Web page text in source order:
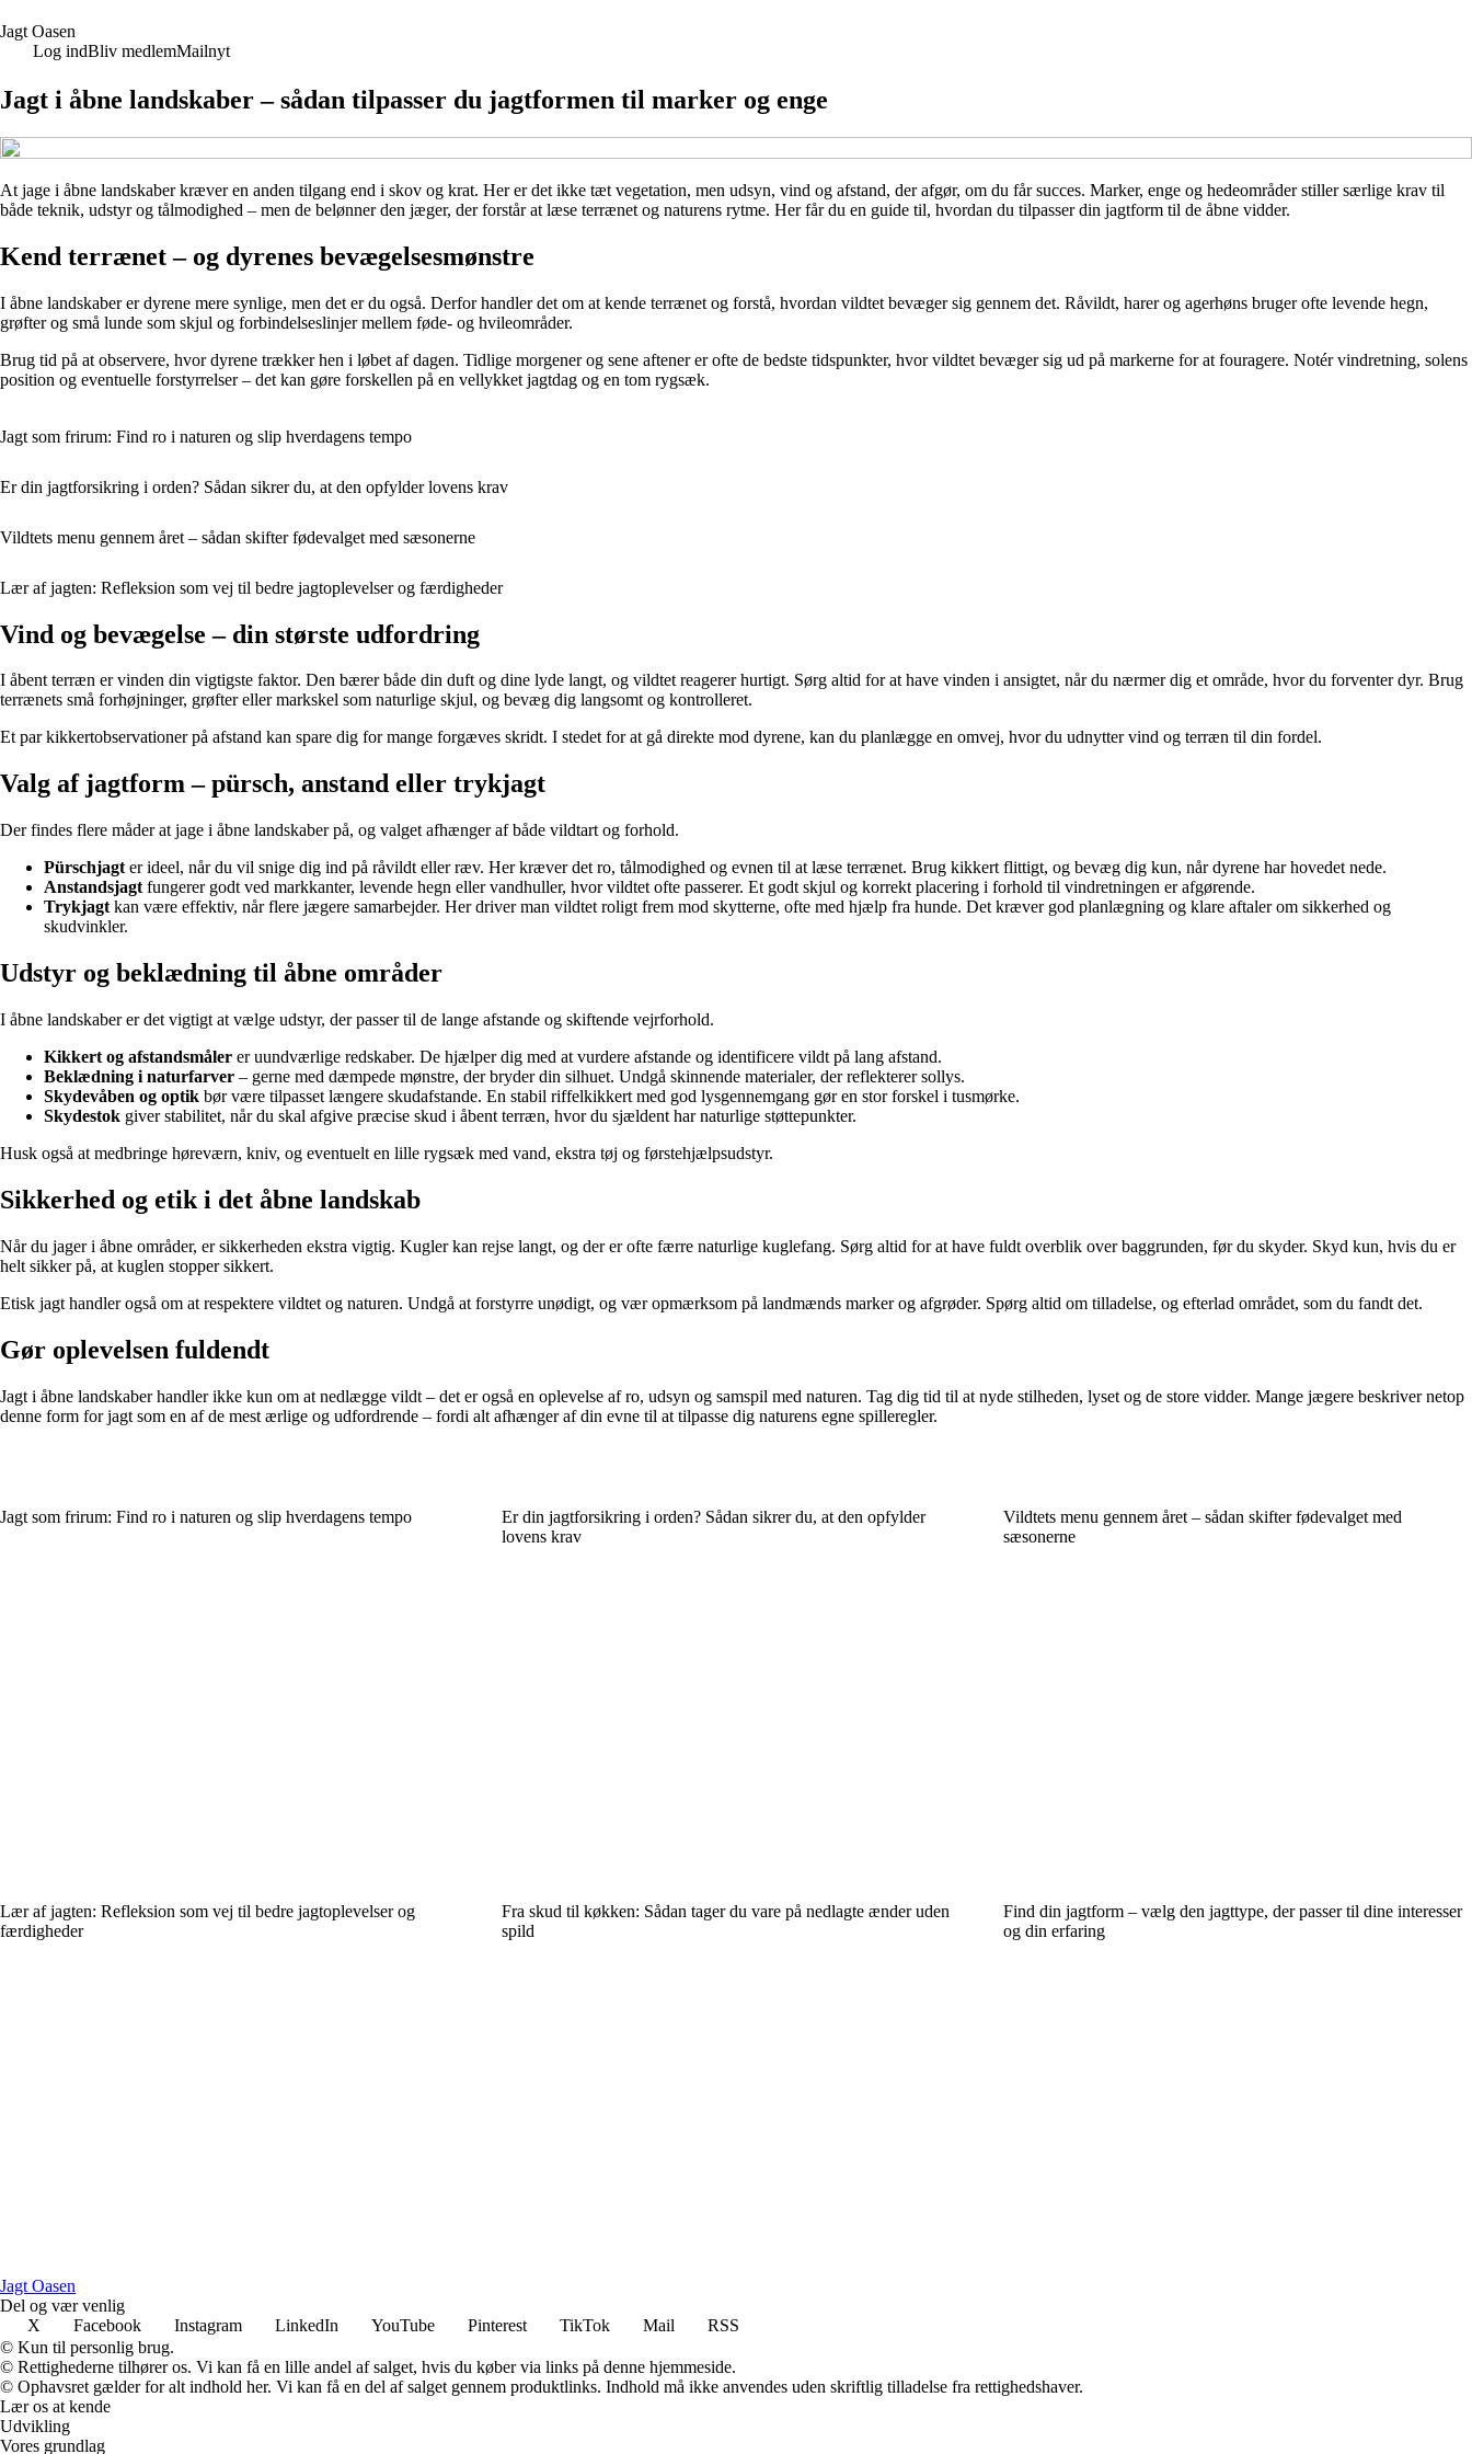
Jagt Oasen
Log indBliv medlemMailnyt
Jagt i åbne landskaber – sådan tilpasser du jagtformen til marker og enge
At jage i åbne landskaber kræver en anden tilgang end i skov og krat. Her er det ikke tæt vegetation, men udsyn, vind og afstand, der afgør, om du får succes. Marker, enge og hedeområder stiller særlige krav til
både teknik, udstyr og tålmodighed – men de belønner den jæger, der forstår at læse terrænet og naturens rytme. Her får du en guide til, hvordan du tilpasser din jagtform til de åbne vidder.
Kend terrænet – og dyrenes bevægelsesmønstre
I åbne landskaber er dyrene mere synlige, men det er du også. Derfor handler det om at kende terrænet og forstå, hvordan vildtet bevæger sig gennem det. Råvildt, harer og agerhøns bruger ofte levende hegn,
grøfter og små lunde som skjul og forbindelseslinjer mellem føde- og hvileområder.
Brug tid på at observere, hvor dyrene trækker hen i løbet af dagen. Tidlige morgener og sene aftener er ofte de bedste tidspunkter, hvor vildtet bevæger sig ud på markerne for at fouragere. Notér vindretning, solens
position og eventuelle forstyrrelser – det kan gøre forskellen på en vellykket jagtdag og en tom rygsæk.
Jagt som frirum: Find ro i naturen og slip hverdagens tempo
Er din jagtforsikring i orden? Sådan sikrer du, at den opfylder lovens krav
Vildtets menu gennem året – sådan skifter fødevalget med sæsonerne
Lær af jagten: Refleksion som vej til bedre jagtoplevelser og færdigheder
Vind og bevægelse – din største udfordring
I åbent terræn er vinden din vigtigste faktor. Den bærer både din duft og dine lyde langt, og vildtet reagerer hurtigt. Sørg altid for at have vinden i ansigtet, når du nærmer dig et område, hvor du forventer dyr. Brug
terrænets små forhøjninger, grøfter eller markskel som naturlige skjul, og bevæg dig langsomt og kontrolleret.
Et par kikkertobservationer på afstand kan spare dig for mange forgæves skridt. I stedet for at gå direkte mod dyrene, kan du planlægge en omvej, hvor du udnytter vind og terræn til din fordel.
Valg af jagtform – pürsch, anstand eller trykjagt
Der findes flere måder at jage i åbne landskaber på, og valget afhænger af både vildtart og forhold.
Pürschjagt er ideel, når du vil snige dig ind på råvildt eller ræv. Her kræver det ro, tålmodighed og evnen til at læse terrænet. Brug kikkert flittigt, og bevæg dig kun, når dyrene har hovedet nede.
Anstandsjagt fungerer godt ved markkanter, levende hegn eller vandhuller, hvor vildtet ofte passerer. Et godt skjul og korrekt placering i forhold til vindretningen er afgørende.
Trykjagt kan være effektiv, når flere jægere samarbejder. Her driver man vildtet roligt frem mod skytterne, ofte med hjælp fra hunde. Det kræver god planlægning og klare aftaler om sikkerhed og
skudvinkler.
Udstyr og beklædning til åbne områder
I åbne landskaber er det vigtigt at vælge udstyr, der passer til de lange afstande og skiftende vejrforhold.
Kikkert og afstandsmåler er uundværlige redskaber. De hjælper dig med at vurdere afstande og identificere vildt på lang afstand.
Beklædning i naturfarver – gerne med dæmpede mønstre, der bryder din silhuet. Undgå skinnende materialer, der reflekterer sollys.
Skydevåben og optik bør være tilpasset længere skudafstande. En stabil riffelkikkert med god lysgennemgang gør en stor forskel i tusmørke.
Skydestok giver stabilitet, når du skal afgive præcise skud i åbent terræn, hvor du sjældent har naturlige støttepunkter.
Husk også at medbringe høreværn, kniv, og eventuelt en lille rygsæk med vand, ekstra tøj og førstehjælpsudstyr.
Sikkerhed og etik i det åbne landskab
Når du jager i åbne områder, er sikkerheden ekstra vigtig. Kugler kan rejse langt, og der er ofte færre naturlige kuglefang. Sørg altid for at have fuldt overblik over baggrunden, før du skyder. Skyd kun, hvis du er
helt sikker på, at kuglen stopper sikkert.
Etisk jagt handler også om at respektere vildtet og naturen. Undgå at forstyrre unødigt, og vær opmærksom på landmænds marker og afgrøder. Spørg altid om tilladelse, og efterlad området, som du fandt det.
Gør oplevelsen fuldendt
Jagt i åbne landskaber handler ikke kun om at nedlægge vildt – det er også en oplevelse af ro, udsyn og samspil med naturen. Tag dig tid til at nyde stilheden, lyset og de store vidder. Mange jægere beskriver netop
denne form for jagt som en af de mest ærlige og udfordrende – fordi alt afhænger af din evne til at tilpasse dig naturens egne spilleregler.
Jagt som frirum: Find ro i naturen og slip hverdagens tempo
Er din jagtforsikring i orden? Sådan sikrer du, at den opfylder
lovens krav
Vildtets menu gennem året – sådan skifter fødevalget med
sæsonerne
Lær af jagten: Refleksion som vej til bedre jagtoplevelser og
færdigheder
Fra skud til køkken: Sådan tager du vare på nedlagte ænder uden
spild
Find din jagtform – vælg den jagttype, der passer til dine interesser
og din erfaring
Jagt Oasen
Del og vær venlig
X
Facebook Instagram LinkedIn YouTube Pinterest TikTok Mail
RSS
© Kun til personlig brug.
© Rettighederne tilhører os. Vi kan få en lille andel af salget, hvis du køber via links på denne hjemmeside.
© Ophavsret gælder for alt indhold her. Vi kan få en del af salget gennem produktlinks. Indhold må ikke anvendes uden skriftlig tilladelse fra rettighedshaver.
Lær os at kende
Udvikling
Vores grundlag